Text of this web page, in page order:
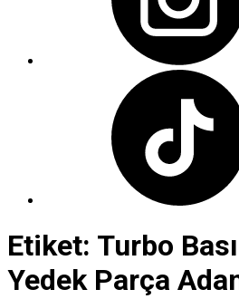
Etiket: Turbo
Yedek Parça